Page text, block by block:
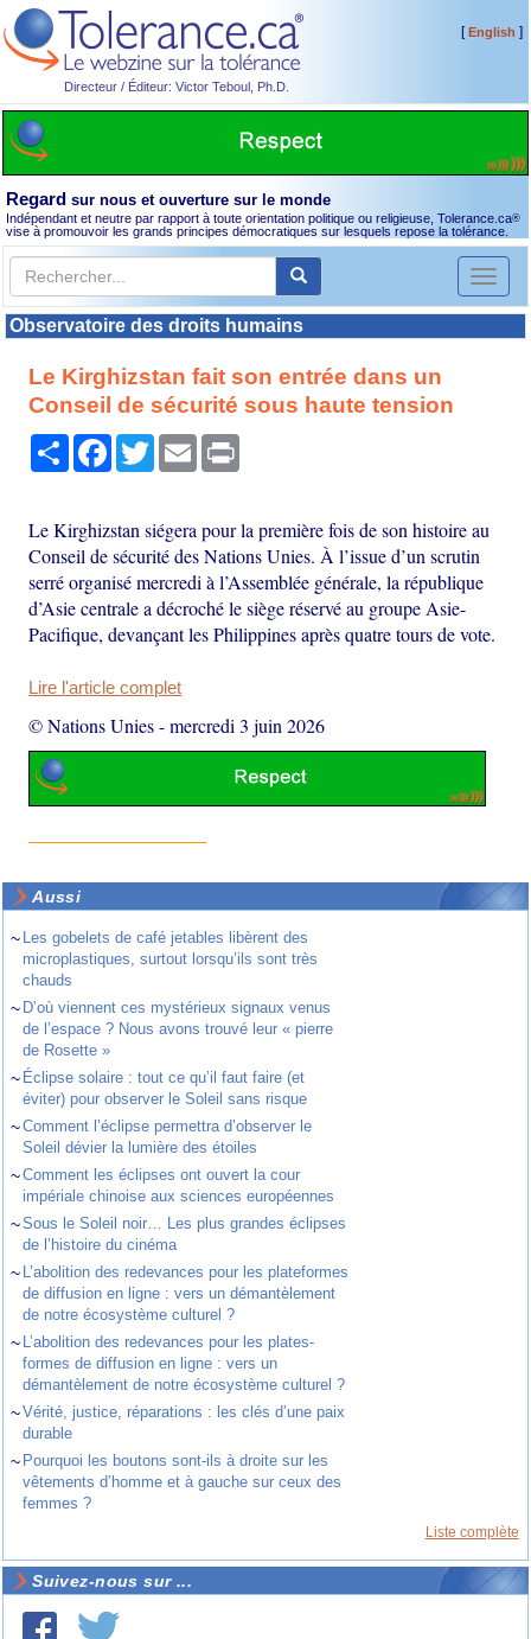
Directeur / Éditeur: Victor Teboul, Ph.D.
[English ]
Regard sur nous et ouverture sur le monde
Indépendant et neutre par rapport à toute orientation politique ou religieuse, Tolerance.ca®
vise à promouvoir les grands principes démocratiques sur lesquels repose la tolérance.
Toggle
Observatoire des droits humains
Le Kirghizstan fait son entrée dans un
Conseil de sécurité sous haute tension
PartagerFacebook
TwitterEmail
Le Kirghizstan siégera pour la première fois de son histoire au
Conseil de sécurité des Nations Unies. À l’issue d’un scrutin
serré organisé mercredi à l’Assemblée générale, la république
d’Asie centrale a décroché le siège réservé au groupe Asie-
Pacifique, devançant les Philippines après quatre tours de vote.
Lire l'article complet
© Nations Unies-mercredi 3 juin 2026
Aussi
~ Les gobelets de café jetables libèrent des
microplastiques, surtout lorsqu’ils sont très
chauds
~ D’où viennent ces mystérieux signaux venus
de l’espace ? Nous avons trouvé leur « pierre
de Rosette »
~ Éclipse solaire : tout ce qu’il faut faire (et
éviter) pour observer le Soleil sans risque
~Comment l’éclipse permettra d’observer le
Soleil dévier la lumière des étoiles
~Comment les éclipses ont ouvert la cour
impériale chinoise aux sciences européennes
~Sous le Soleil noir… Les plus grandes éclipses
de l’histoire du cinéma
~ L’abolition des redevances pour les plateformes
de diffusion en ligne : vers un démantèlement
de notre écosystème culturel ?
~ L’abolition des redevances pour les plates-
formes de diffusion en ligne : vers un
démantèlement de notre écosystème culturel ?
~Vérité, justice, réparations : les clés d’une paix
durable
~ Pourquoi les boutons sont-ils à droite sur les
vêtements d’homme et à gauche sur ceux des
femmes ?
Liste complète
Suivez-nous sur ...